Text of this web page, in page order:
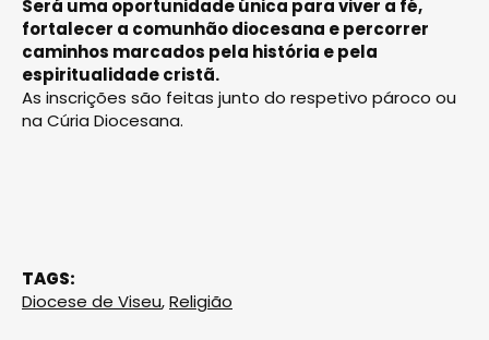
Será uma oportunidade única para viver a fé,
fortalecer a comunhão diocesana e percorrer
caminhos marcados pela história e pela
espiritualidade cristã.
As inscrições são feitas junto do respetivo pároco ou
na Cúria Diocesana.
TAGS:
Diocese de Viseu,Religião